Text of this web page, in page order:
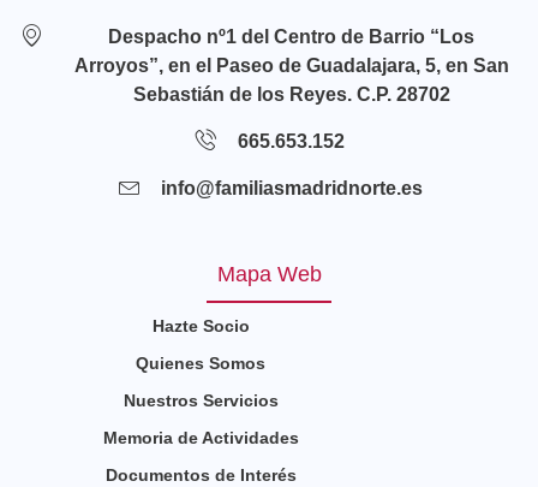
Despacho nº1 del Centro de Barrio “Los
Arroyos”, en el Paseo de Guadalajara, 5, en San
Sebastián de los Reyes. C.P. 28702
665.653.152
info@familiasmadridnorte.es
Mapa Web
Hazte Socio
Quienes Somos
Nuestros Servicios
Memoria de Actividades
Documentos de Interés